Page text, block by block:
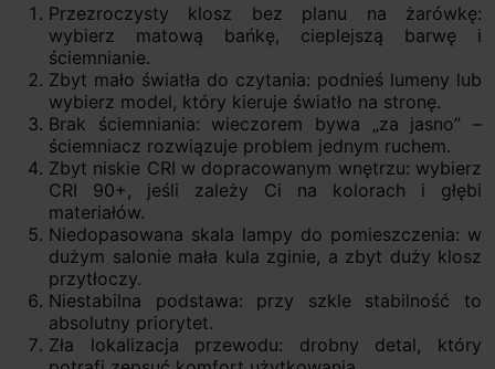
Przezroczysty klosz bez planu na żarówkę:
wybierz matową bańkę, cieplejszą barwę i
ściemnianie.
Zbyt mało światła do czytania: podnieś lumeny lub
wybierz model, który kieruje światło na stronę.
Brak ściemniania: wieczorem bywa „za jasno” –
ściemniacz rozwiązuje problem jednym ruchem.
Zbyt niskie CRI w dopracowanym wnętrzu: wybierz
CRI 90+, jeśli zależy Ci na kolorach i głębi
materiałów.
Niedopasowana skala lampy do pomieszczenia: w
dużym salonie mała kula zginie, a zbyt duży klosz
przytłoczy.
Niestabilna podstawa: przy szkle stabilność to
absolutny priorytet.
Zła lokalizacja przewodu: drobny detal, który